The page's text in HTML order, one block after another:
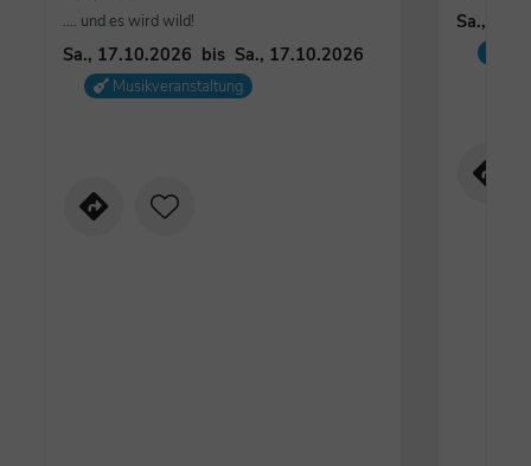
…. und es wird wild!
Sa., 17.10.2026 bis Sa., 17.10.2026
Musikveranstaltung
Sa.,